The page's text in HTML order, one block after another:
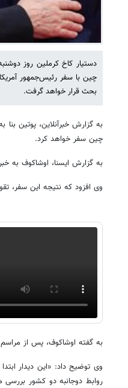
دستیار کاخ کرملین روز
چین با سفر رئیس‌جمهور
بحث قرار خواهد گرفت.
چین سفر خواهد کرد.
به گزارش ایسنا، اوشاکوف به
وی افزود که نتیجه این سفر،
به گفته اوشاکوف، پس از
وی توضیح داد: «این دیدار
روابط دوجانبه دو کشور